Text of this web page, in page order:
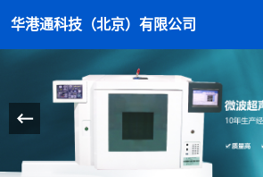
华港通科技（北京）有限公司